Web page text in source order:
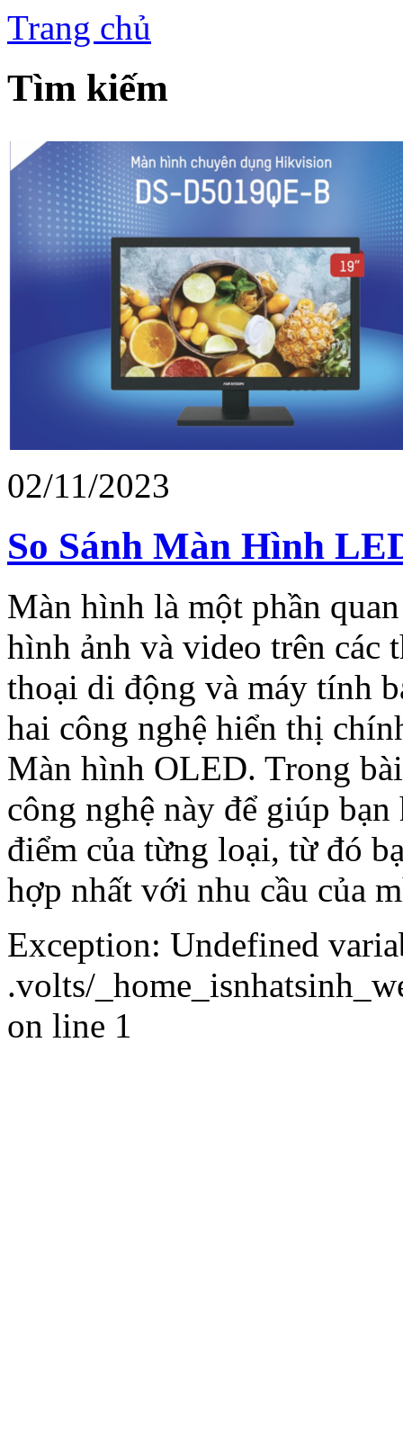
Trang chủ
Tìm kiếm
02/11/2023
So Sánh Màn Hình
Màn hình là một phần
hình ảnh và video trên
thoại di động và máy tính
hai công nghệ hiển thị
Màn hình OLED. Trong
công nghệ này để giúp
điểm của từng loại, từ đó
hợp nhất với nhu cầu của
Exception: Undefined
.volts/
on line 1